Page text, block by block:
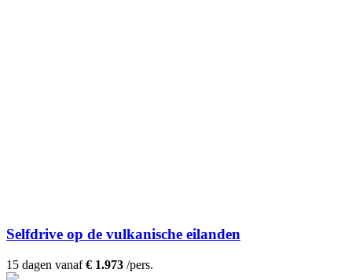
Selfdrive op de vulkanische eilanden
15 dagen vanaf€ 1.973 /pers.